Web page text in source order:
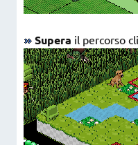
Supera il percorso